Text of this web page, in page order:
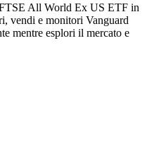
All World Ex US ETF in
vendi e monitori Vanguard
mentre esplori il mercato e